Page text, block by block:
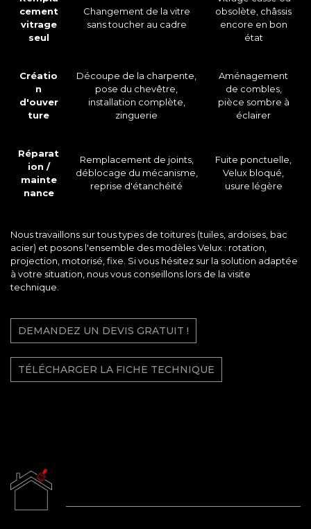
cement
vitrage
seul
Changement de la vitre
sans toucher au cadre
obsolète, châssis
encore en bon
état
Créatio
n
d'ouver
ture
Découpe de la charpente,
pose du chevêtre,
installation complète,
zinguerie
Aménagement
de combles,
pièce sombre à
éclairer
Réparat
ion /
mainte
nance
Remplacement de joints,
déblocage du mécanisme,
reprise d'étanchéité
Fuite ponctuelle,
Velux bloqué,
usure légère
Nous travaillons sur tous types de toitures (tuiles, ardoises, bac
acier) et posons l'ensemble des modèles Velux : rotation,
projection, motorisé, fixe. Si vous hésitez sur la solution adaptée
à votre situation, nous vous conseillons lors de la visite
technique.
DEMANDEZ UN DEVIS GRATUIT !
TÉLÉCHARGER LA FICHE TECHNIQUE